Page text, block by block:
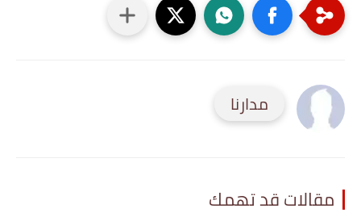
مدارنا
مقالات قد تهمك